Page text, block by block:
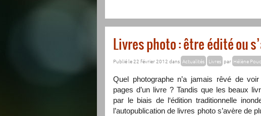
Livres photo : être édité ou
Publié le 22 février 2012 dans Actualités Livres par Hélène
Quel photographe n’a jamais rêvé de
pages d’un livre ? Tandis que les beaux
par le biais de l‘édition traditionnelle
l’autopublication de livres photo s’avère de